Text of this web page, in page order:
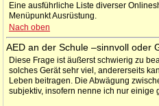
Eine ausführliche Liste diverser
Menüpunkt Ausrüstung.
Nach oben
AED an der Schule –sinnvoll oder
Diese Frage ist äußerst schwierig zu
solches Gerät sehr viel, andererseits
Leben beitragen. Die Abwägung
subjektiv, insofern nenne ich nur einige